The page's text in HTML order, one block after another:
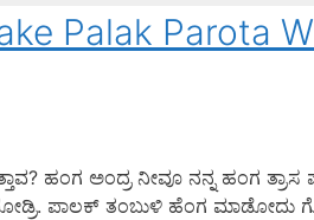
Palak Parota
ಹಂಗ ಅಂದ್ರ ನೀವೂ ನನ್ನ ಹಂಗ
ಪಾಲಕ್ ತಂಬುಳಿ ಹೆಂಗ ಮಾಡೋದು